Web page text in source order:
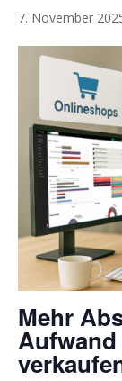
7. November
Mehr